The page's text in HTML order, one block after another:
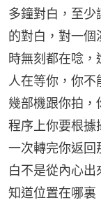
多鐘對白，至少
的對白，對一個
時無刻都在唸
人在等你，你
幾部機跟你拍，
程序上你要根據
一次轉完你返回
白不是從內心
知道位置在哪裏